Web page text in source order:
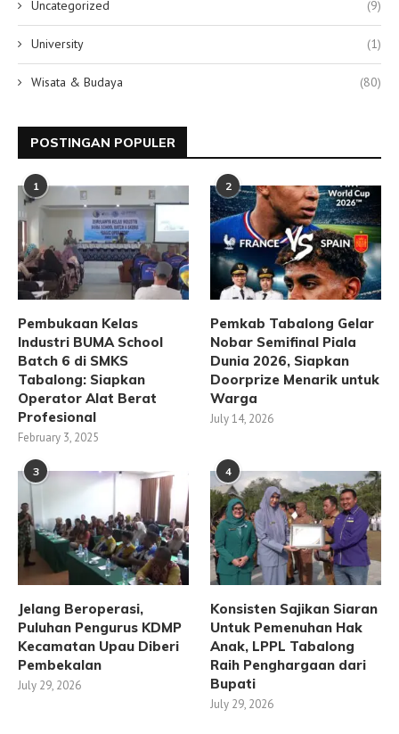
Uncategorized (9)
University (1)
Wisata & Budaya (80)
POSTINGAN POPULER
1
Pembukaan Kelas
Industri BUMA School
Batch 6 di SMKS
Tabalong: Siapkan
Operator Alat Berat
Profesional
February 3, 2025
2
Pemkab Tabalong Gelar
Nobar Semifinal Piala
Dunia 2026, Siapkan
Doorprize Menarik untuk
Warga
July 14, 2026
3
Jelang Beroperasi,
Puluhan Pengurus KDMP
Kecamatan Upau Diberi
Pembekalan
July 29, 2026
4
Konsisten Sajikan Siaran
Untuk Pemenuhan Hak
Anak, LPPL Tabalong
Raih Penghargaan dari
Bupati
July 29, 2026